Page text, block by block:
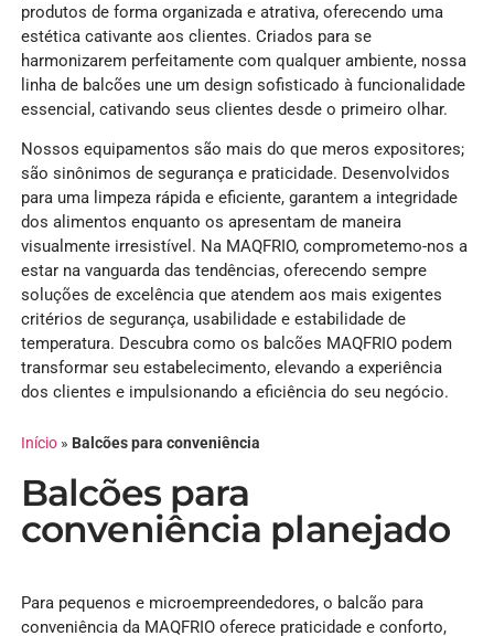
produtos de forma organizada e atrativa, oferecendo uma
estética cativante aos clientes. Criados para se
harmonizarem perfeitamente com qualquer ambiente, nossa
linha de balcões une um design sofisticado à funcionalidade
essencial, cativando seus clientes desde o primeiro olhar.
Nossos equipamentos são mais do que meros expositores;
são sinônimos de segurança e praticidade. Desenvolvidos
para uma limpeza rápida e eficiente, garantem a integridade
dos alimentos enquanto os apresentam de maneira
visualmente irresistível. Na MAQFRIO, comprometemo-nos a
estar na vanguarda das tendências, oferecendo sempre
soluções de excelência que atendem aos mais exigentes
critérios de segurança, usabilidade e estabilidade de
temperatura. Descubra como os balcões MAQFRIO podem
transformar seu estabelecimento, elevando a experiência
dos clientes e impulsionando a eficiência do seu negócio.
Início » Balcões para conveniência
Balcões para
conveniência planejado
Para pequenos e microempreendedores, o balcão para
conveniência da MAQFRIO oferece praticidade e conforto,